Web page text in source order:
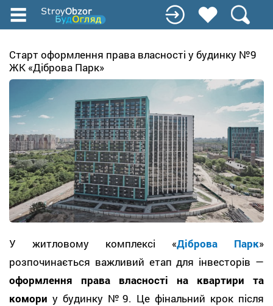
Перейти
до
вмісту
Старт оформлення права власності у будинку №9
ЖК «Діброва Парк»
У житловому комплексі «Діброва Парк»
розпочинається важливий етап для інвесторів —
оформлення права власності на квартири та
комори у будинку №9. Це фінальний крок після